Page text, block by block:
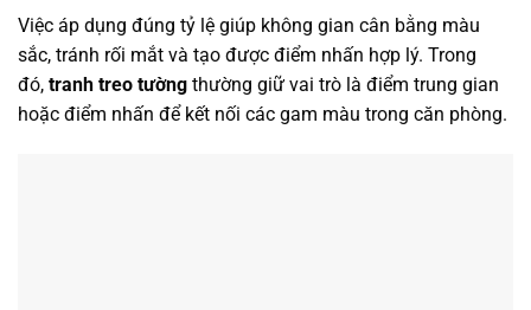
Việc áp dụng đúng tỷ lệ giúp không gian cân bằng màu
sắc, tránh rối mắt và tạo được điểm nhấn hợp lý. Trong
đó, tranh treo tường thường giữ vai trò là điểm trung gian
hoặc điểm nhấn để kết nối các gam màu trong căn phòng.